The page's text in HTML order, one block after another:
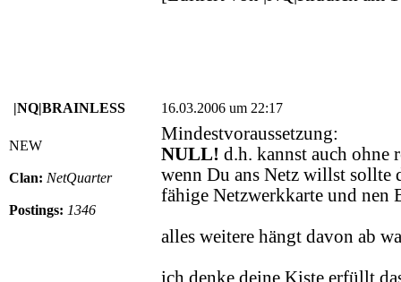
|NQ|BRAINLESS 16.03.2006 um 22:17
NEW
Clan: NetQuarter
Postings: 1346
Mindestvoraussetzung:
NULL! d.h. kannst auch ohne
wenn Du ans Netz willst sollte
fähige Netzwerkkarte und nen
alles weitere hängt davon ab
ich denke deine Kiste erfüllt